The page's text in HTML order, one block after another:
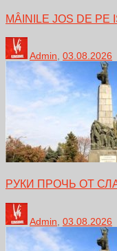
MÂINILE JOS DE PE
Admin 03.08.2026
РУКИ ПРОЧЬ ОТ
Admin 03.08.2026